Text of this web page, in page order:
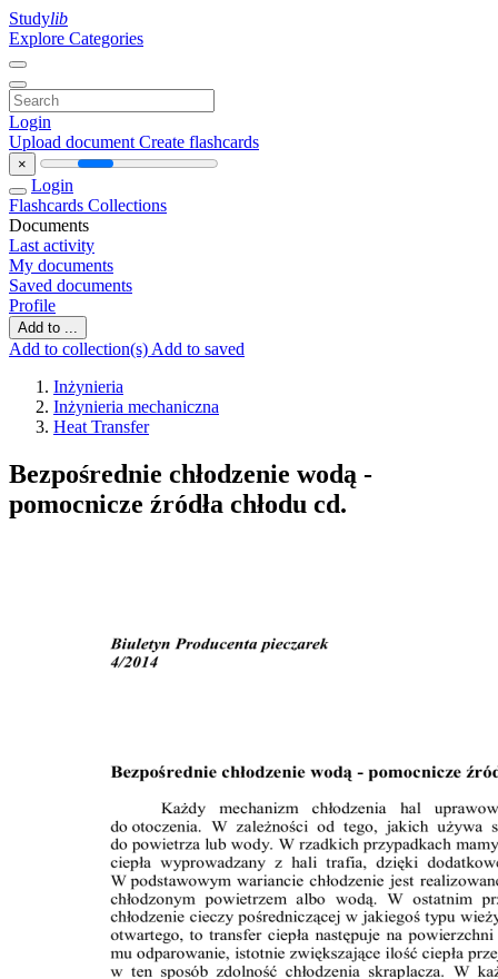
Studylib
Explore Categories
Login
Upload document Create flashcards
×
Login
Flashcards Collections
Documents
Last activity
My documents
Saved documents
Profile
Add to ...
Add to collection(s) Add to saved
Inżynieria
Inżynieria mechaniczna
Heat Transfer
Bezpośrednie chłodzenie wodą -
pomocnicze źródła chłodu cd.